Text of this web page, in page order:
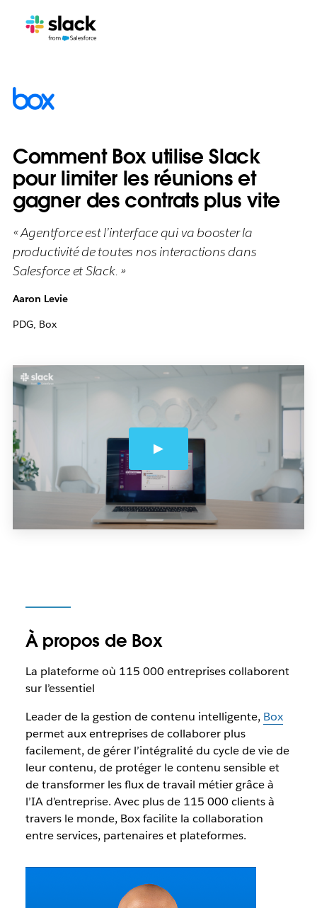
Comment Box utilise Slack
pour limiter les réunions et
gagner des contrats plus vite
« Agentforce est l’interface qui va booster la
productivité de toutes nos interactions dans
Salesforce et Slack. »
Aaron Levie
PDG, Box
À propos de Box
La plateforme où 115 000 entreprises collaborent
sur l’essentiel
Leader de la gestion de contenu intelligente, Box
permet aux entreprises de collaborer plus
facilement, de gérer l’intégralité du cycle de vie de
leur contenu, de protéger le contenu sensible et
de transformer les flux de travail métier grâce à
l’IA d’entreprise. Avec plus de 115 000 clients à
travers le monde, Box facilite la collaboration
entre services, partenaires et plateformes.